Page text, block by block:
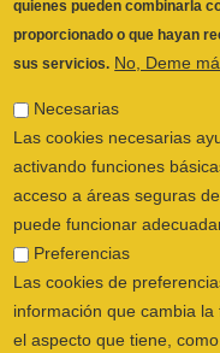
cargo de
ese
en términos
medio
práctica
Clínica.
acceso a áreas seguras
puede funcionar
Preferencias
Las cookies de
información que cambia la
el aspecto que tiene,
que usted se encuentra.
Estadística
Las cookies estadísticas